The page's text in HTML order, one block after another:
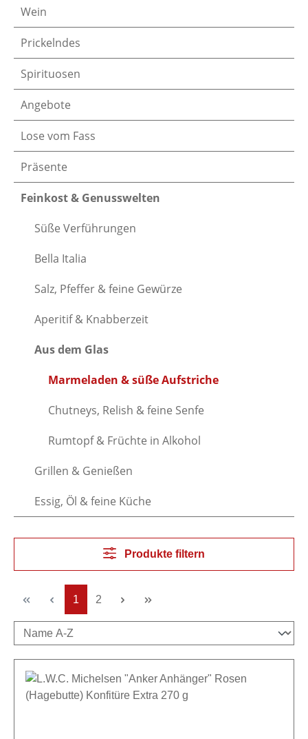
Wein
Prickelndes
Spirituosen
Angebote
Lose vom Fass
Präsente
Feinkost & Genusswelten
Süße Verführungen
Bella Italia
Salz, Pfeffer & feine Gewürze
Aperitif & Knabberzeit
Aus dem Glas
Marmeladen & süße Aufstriche
Chutneys, Relish & feine Senfe
Rumtopf & Früchte in Alkohol
Grillen & Genießen
Essig, Öl & feine Küche
Produkte filtern
Seite
1 Seite
2